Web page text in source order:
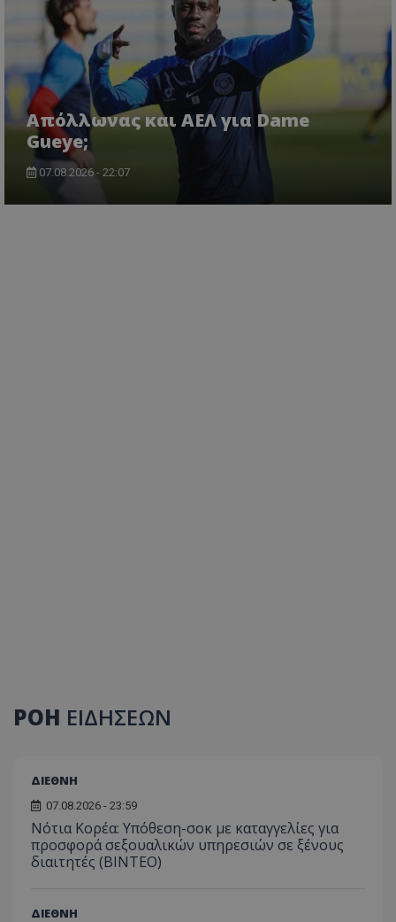
Απόλλωνας και ΑΕΛ για Dame
Gueye;
07.08.2026 - 22:07
ΡΟΗ ΕΙΔΗΣΕΩΝ
ΔΙΕΘΝΗ
07.08.2026 - 23:59
Νότια Κορέα: Υπόθεση-σοκ με καταγγελίες για
προσφορά σεξουαλικών υπηρεσιών σε ξένους
διαιτητές (BINTEO)
ΔΙΕΘΝΗ